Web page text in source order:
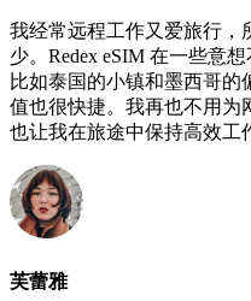
我经常远程工作又爱旅行，
少。Redex eSIM 在一些意
比如泰国的小镇和墨西哥
值也很快捷。我再也不用为
也让我在旅途中保持高效工
芙蕾雅